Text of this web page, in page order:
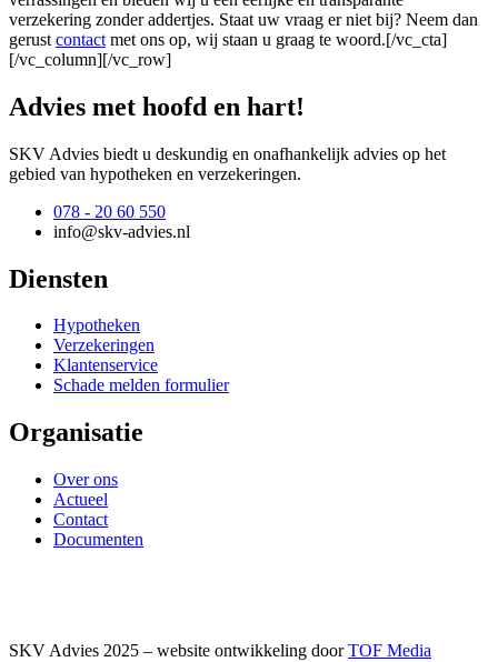
verzekering zonder addertjes. Staat uw vraag er niet bij? Neem dan
gerust contact met ons op, wij staan u graag te woord.[/vc_cta]
[/vc_column][/vc_row]
Advies met hoofd en hart!
SKV Advies biedt u deskundig en onafhankelijk advies op het
gebied van hypotheken en verzekeringen.
078 - 20 60 550
info@skv-advies.nl
Diensten
Hypotheken
Verzekeringen
Klantenservice
Schade melden formulier
Organisatie
Over ons
Actueel
Contact
Documenten
SKV Advies 2025 – website ontwikkeling doorTOF Media